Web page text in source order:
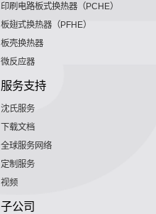
印刷电路板式换热器（PCHE）
板翅式换热器（PFHE）
板壳换热器
微反应器
服务支持
沈氏服务
下载文档
全球服务网络
定制服务
视频
子公司